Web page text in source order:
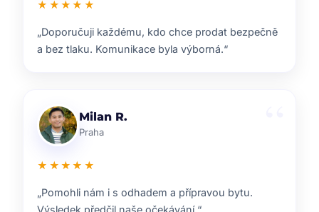
★★★★★
„Velmi příjemná spolupráce. Každý krok nám
vysvětlili a vždy jsme věděli, co nás čeká.“
Ondřej S.
Liberec
★★★★★
„ZOO reality nám pomohli s prodejem domu i s
navazujícím hledáním nového bydlení.“